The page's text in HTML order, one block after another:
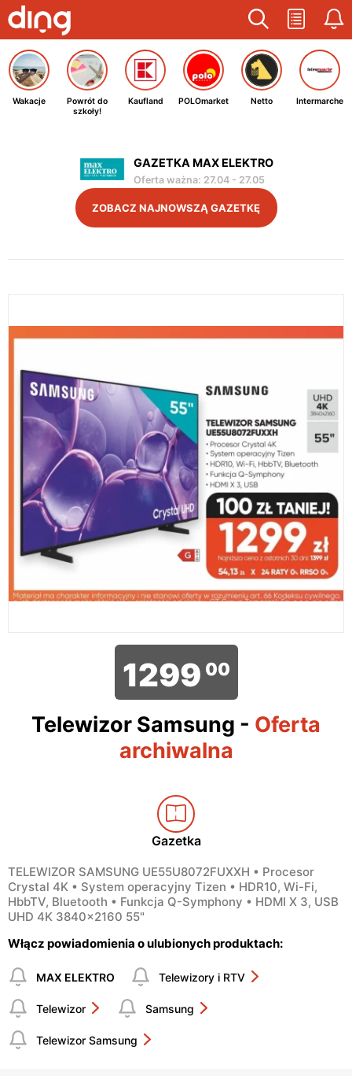
Wakacje
Powrót do
szkoły!
Kaufland POLOmarket Netto Intermarche
GAZETKA MAX ELEKTRO
Oferta ważna: 27.04 - 27.05
ZOBACZ NAJNOWSZĄ GAZETKĘ
1299 00
Telewizor Samsung - Oferta
archiwalna
Gazetka
TELEWIZOR SAMSUNG UE55U8072FUXXH • Procesor
Crystal 4K • System operacyjny Tizen • HDR10, Wi-Fi,
HbbTV, Bluetooth • Funkcja Q-Symphony • HDMI X 3, USB
UHD 4K 3840x2160 55"
Włącz powiadomienia o ulubionych produktach:
MAX ELEKTRO Telewizory i RTV
Telewizor Samsung
Telewizor Samsung